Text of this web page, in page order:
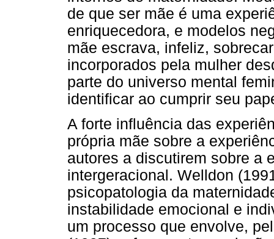
de que ser mãe é uma
enriquecedora, e modelos
mãe escrava, infeliz,
incorporados pela mulher
parte do universo mental
identificar ao cumprir seu
A forte influência das
própria mãe sobre a
autores a discutirem sobre a
intergeracional. Welldon
psicopatologia da
instabilidade emocional e
um processo que envolve,